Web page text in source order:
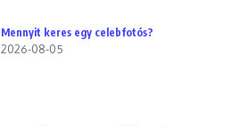
Mennyit keres egy celebfotós?
2026-08-05